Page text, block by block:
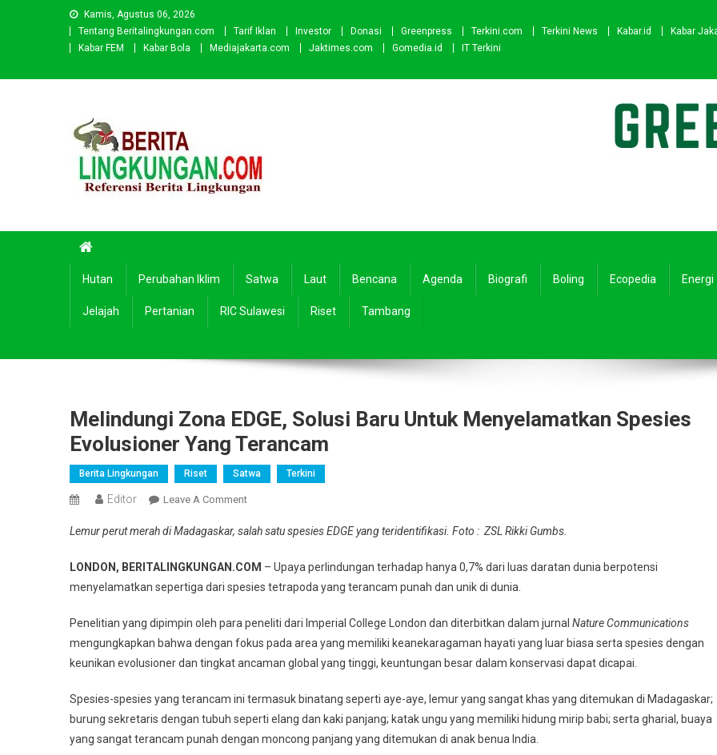
Kamis, Agustus 06, 2026
Tentang Beritalingkungan.com
Tarif Iklan Investor Donasi Greenpress Terkini.com Terkini News Kabar.id Kabar
Kabar FEM
Kabar Bola Mediajakarta.com Jaktimes.com Gomedia.id IT Terkini
Hutan Perubahan Iklim Satwa Laut Bencana Agenda Biografi Boling Ecopedia Energi
Jelajah Pertanian RIC Sulawesi Riset Tambang
Melindungi Zona EDGE, Solusi Baru Untuk Menyelamatkan Spesies
Evolusioner Yang Terancam
Berita Lingkungan Riset Satwa Terkini
Editor Leave A CommentOn
Zona
Solusi
Baru
Menyelamatkan
Spesies
Evolusioner
Terancam
Lemur perut merah di Madagaskar, salah satu spesies EDGE yang teridentifikasi. Foto : ZSL Rikki Gumbs.
LONDON, BERITALINGKUNGAN.COM – Upaya perlindungan terhadap hanya 0,7% dari luas daratan dunia berpotensi
menyelamatkan sepertiga dari spesies tetrapoda yang terancam punah dan unik di dunia.
Penelitian yang dipimpin oleh para peneliti dari Imperial College London dan diterbitkan dalam jurnal Nature Communications
mengungkapkan bahwa dengan fokus pada area yang memiliki keanekaragaman hayati yang luar biasa serta spesies dengan
keunikan evolusioner dan tingkat ancaman global yang tinggi, keuntungan besar dalam konservasi dapat dicapai.
Spesies-spesies yang terancam ini termasuk binatang seperti aye-aye, lemur yang sangat khas yang ditemukan di Madagaskar;
burung sekretaris dengan tubuh seperti elang dan kaki panjang; katak ungu yang memiliki hidung mirip babi; serta gharial, buaya
yang sangat terancam punah dengan moncong panjang yang ditemukan di anak benua India.